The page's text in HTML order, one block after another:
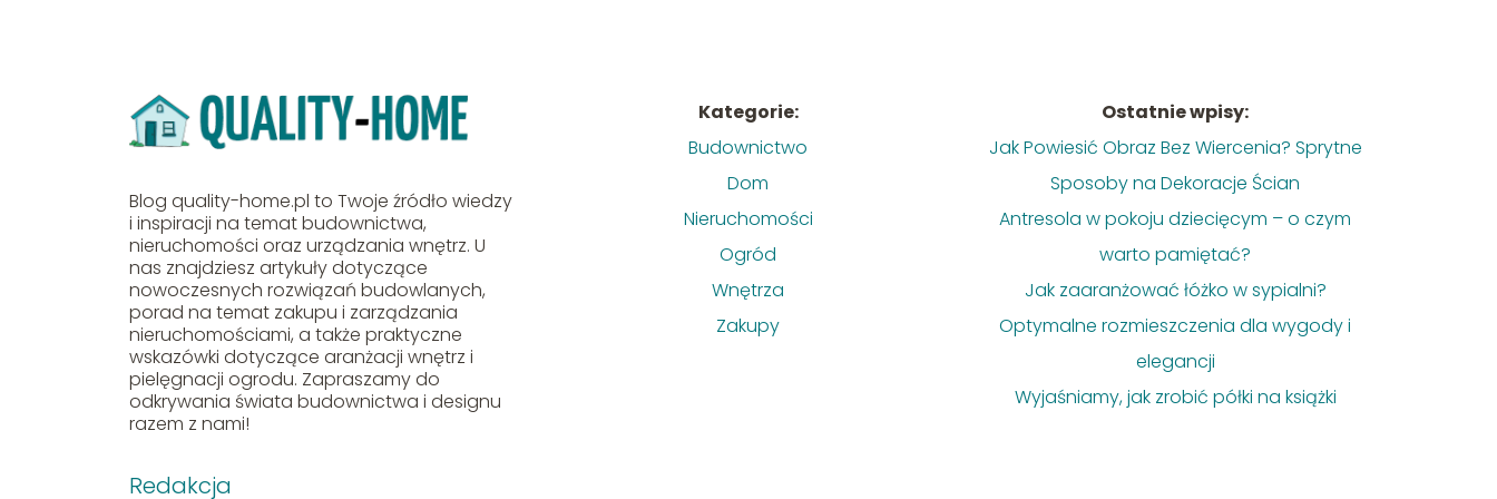
Blog quality-home.pl to Twoje źródło wiedzy
i inspiracji na temat budownictwa,
nieruchomości oraz urządzania wnętrz. U
nas znajdziesz artykuły dotyczące
nowoczesnych rozwiązań budowlanych,
porad na temat zakupu i zarządzania
nieruchomościami, a także praktyczne
wskazówki dotyczące aranżacji wnętrz i
pielęgnacji ogrodu. Zapraszamy do
odkrywania świata budownictwa i designu
razem z nami!
Redakcja
Kategorie:
Budownictwo
Dom
Nieruchomości
Ogród
Wnętrza
Zakupy
Ostatnie wpisy:
Jak Powiesić Obraz Bez Wiercenia? Sprytne
Sposoby na Dekoracje Ścian
Antresola w pokoju dziecięcym – o czym
warto pamiętać?
Jak zaaranżować łóżko w sypialni?
Optymalne rozmieszczenia dla wygody i
elegancji
Wyjaśniamy, jak zrobić półki na książki